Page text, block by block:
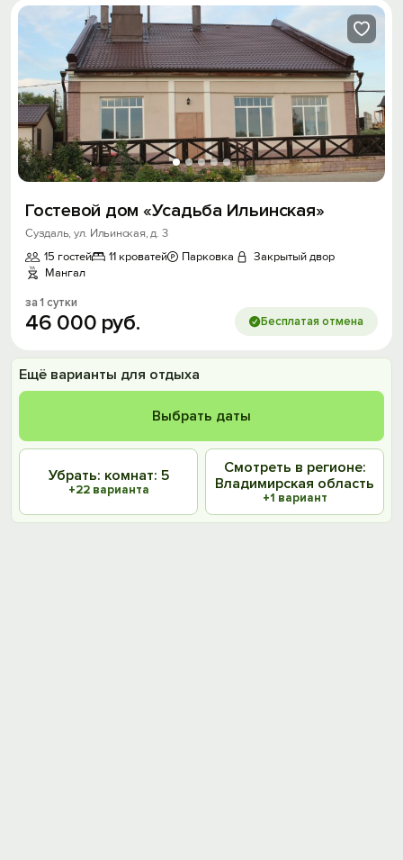
Гостевой дом «Усадьба Ильинская»
Суздаль, ул. Ильинская, д. 3
15 гостей
11 кроватей Парковка
Закрытый двор
Мангал
за 1 сутки
46 000 руб. Бесплатая отмена
Ещё варианты для отдыха
Выбрать даты
Убрать: комнат: 5
+22 варианта
Смотреть в регионе:
Владимирская область
+1 вариант